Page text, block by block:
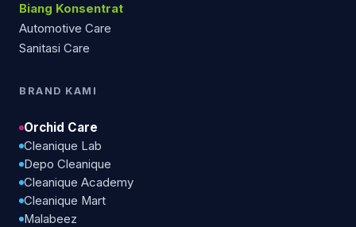
Biang Konsentrat
Automotive Care
Sanitasi Care
BRAND KAMI
Orchid Care
Cleanique Lab
Depo Cleanique
Cleanique Academy
Cleanique Mart
Malabeez